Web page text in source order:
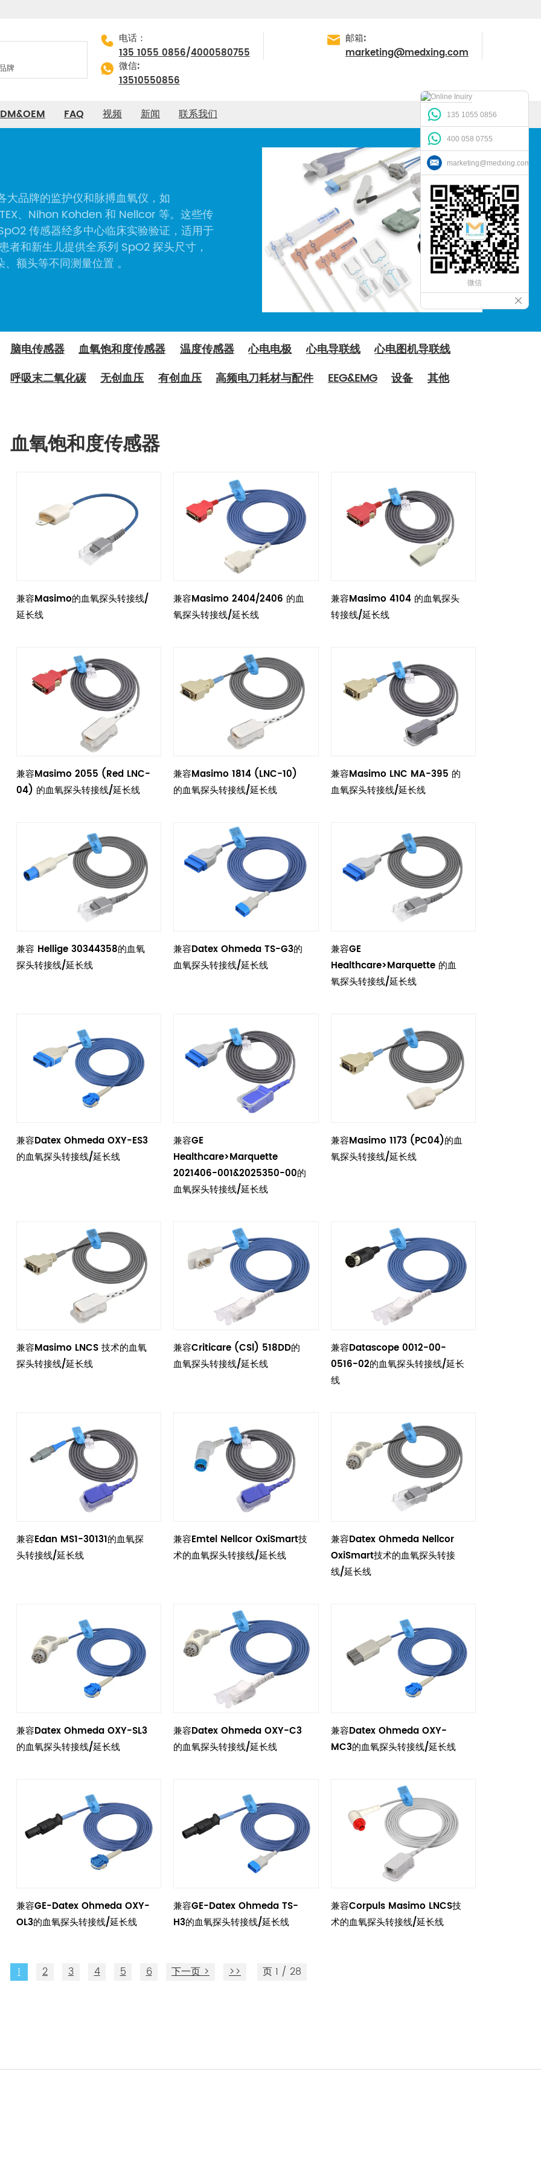
电话：
135 1055 0856/4000580755
邮箱:
marketing@medxing.com
微信:
13510550856
FAQ 视频 新闻 联系我们
品牌的监护仪和脉搏血氧仪，如
、Nihon Kohden 和 Nellcor 等。这些传
传感器经多中心临床实验验证，适用于
和新生儿提供全系列 SpO2 探头尺寸，
额头等不同测量位置 。
脑电传感器 血氧饱和度传感器 温度传感器 心电电极 心电导联线
心电图机导联线
呼吸末二氧化碳
无创血压 有创血压 高频电刀耗材与配件 EEG&EMG 设备 其他
血氧饱和度传感器
兼容Masimo的血氧探头转接线/
延长线
兼容Masimo 2404/2406 的血
氧探头转接线/延长线
兼容Masimo 4104 的血氧探头
转接线/延长线
兼容Masimo 2055 (Red LNC-
04) 的血氧探头转接线/延长线
兼容Masimo 1814 (LNC-10)
的血氧探头转接线/延长线
兼容Masimo LNC MA-395 的
血氧探头转接线/延长线
兼容 Hellige 30344358的血氧
探头转接线/延长线
兼容Datex Ohmeda TS-G3的
血氧探头转接线/延长线
兼容GE
Healthcare>Marquette 的血
氧探头转接线/延长线
兼容Datex Ohmeda OXY-ES3
的血氧探头转接线/延长线
兼容GE
Healthcare>Marquette
2021406-001&2025350-00的
血氧探头转接线/延长线
兼容Masimo 1173 (PC04)的血
氧探头转接线/延长线
兼容Masimo LNCS 技术的血氧
探头转接线/延长线
兼容Criticare (CSl) 518DD的
血氧探头转接线/延长线
兼容Datascope 0012-00-
0516-02的血氧探头转接线/延长
线
兼容Edan MS1-30131的血氧探
头转接线/延长线
兼容Emtel Nellcor OxiSmart技
术的血氧探头转接线/延长线
兼容Datex Ohmeda Nellcor
OxiSmart技术的血氧探头转接
线/延长线
兼容Datex Ohmeda OXY-SL3
的血氧探头转接线/延长线
兼容Datex Ohmeda OXY-C3
的血氧探头转接线/延长线
兼容Datex Ohmeda OXY-
MC3的血氧探头转接线/延长线
兼容GE-Datex Ohmeda OXY-
OL3的血氧探头转接线/延长线
兼容GE-Datex Ohmeda TS-
H3的血氧探头转接线/延长线
兼容Corpuls Masimo LNCS技
术的血氧探头转接线/延长线
1 2 3 4 5 6 下一页 > >> 页 1 / 28
135 1055 0856
400 058 0755
marketing@medxing.com
微信